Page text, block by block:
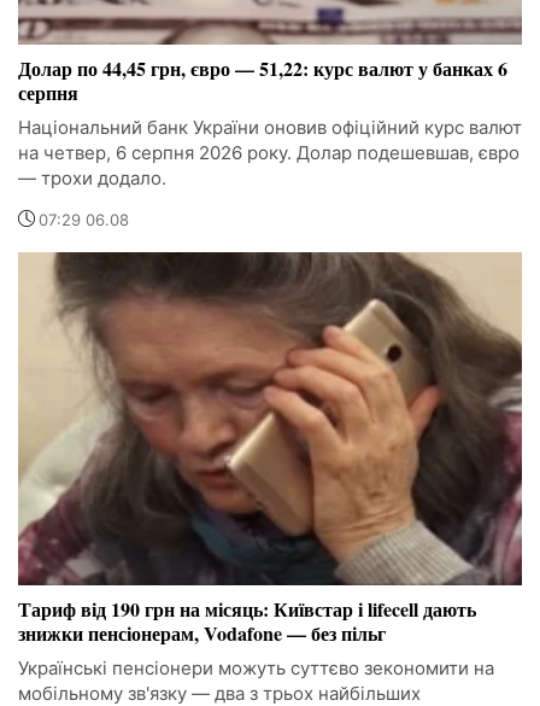
Долар по 44,45 грн, євро — 51,22: курс валют у банках 6
серпня
Національний банк України оновив офіційний курс валют
на четвер, 6 серпня 2026 року. Долар подешевшав, євро
— трохи додало.
07:29 06.08
Тариф від 190 грн на місяць: Київстар і lifecell дають
знижки пенсіонерам, Vodafone — без пільг
Українські пенсіонери можуть суттєво зекономити на
мобільному зв'язку — два з трьох найбільших